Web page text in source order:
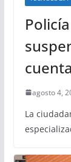
agosto 4,
La